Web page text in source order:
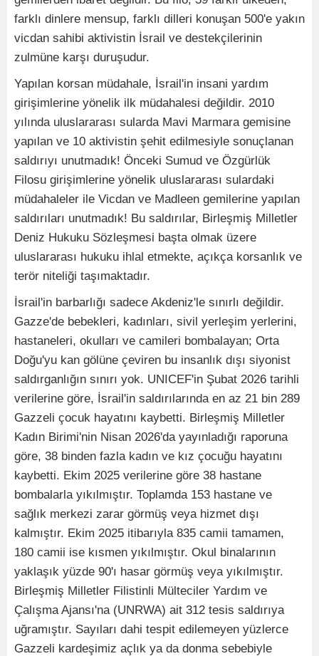
farklı dinlere mensup, farklı dilleri konuşan 500'e yakın
vicdan sahibi aktivistin İsrail ve destekçilerinin
zulmüne karşı duruşudur.
Yapılan korsan müdahale, İsrail'in insani yardım
girişimlerine yönelik ilk müdahalesi değildir. 2010
yılında uluslararası sularda Mavi Marmara gemisine
yapılan ve 10 aktivistin şehit edilmesiyle sonuçlanan
saldırıyı unutmadık! Önceki Sumud ve Özgürlük
Filosu girişimlerine yönelik uluslararası sulardaki
müdahaleler ile Vicdan ve Madleen gemilerine yapılan
saldırıları unutmadık! Bu saldırılar, Birleşmiş Milletler
Deniz Hukuku Sözleşmesi başta olmak üzere
uluslararası hukuku ihlal etmekte, açıkça korsanlık ve
terör niteliği taşımaktadır.
İsrail'in barbarlığı sadece Akdeniz'le sınırlı değildir.
Gazze'de bebekleri, kadınları, sivil yerleşim yerlerini,
hastaneleri, okulları ve camileri bombalayan; Orta
Doğu'yu kan gölüne çeviren bu insanlık dışı siyonist
saldırganlığın sınırı yok. UNICEF'in Şubat 2026 tarihli
verilerine göre, İsrail'in saldırılarında en az 21 bin 289
Gazzeli çocuk hayatını kaybetti. Birleşmiş Milletler
Kadın Birimi'nin Nisan 2026'da yayınladığı raporuna
göre, 38 binden fazla kadın ve kız çocuğu hayatını
kaybetti. Ekim 2025 verilerine göre 38 hastane
bombalarla yıkılmıştır. Toplamda 153 hastane ve
sağlık merkezi zarar görmüş veya hizmet dışı
kalmıştır. Ekim 2025 itibarıyla 835 camii tamamen,
180 camii ise kısmen yıkılmıştır. Okul binalarının
yaklaşık yüzde 90'ı hasar görmüş veya yıkılmıştır.
Birleşmiş Milletler Filistinli Mülteciler Yardım ve
Çalışma Ajansı'na (UNRWA) ait 312 tesis saldırıya
uğramıştır. Sayıları dahi tespit edilemeyen yüzlerce
Gazzeli kardeşimiz açlık ya da donma sebebiyle